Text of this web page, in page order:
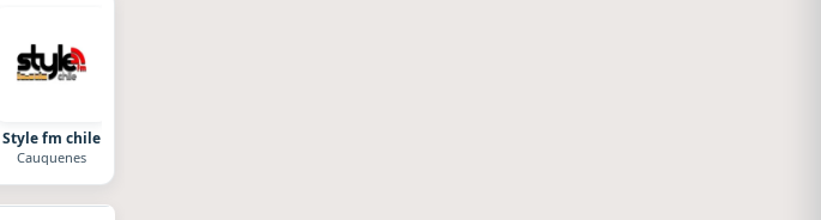
Style fm chile
Cauquenes